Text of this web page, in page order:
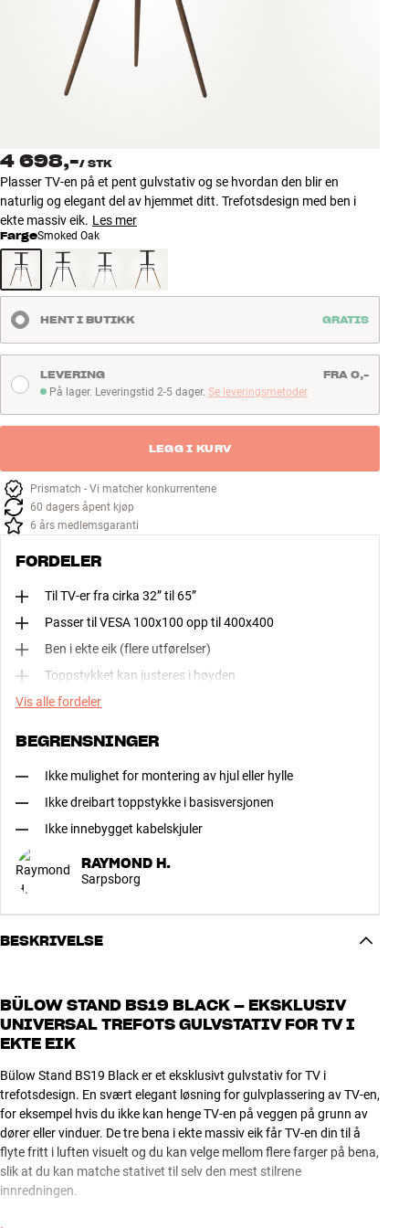
Tilbehør
INSPIRASJON
NYHETER
TILBUD
Finn Butikk
Kundeservice
Logg inn
Bygg med lyd
4 698,-/ STK
Plasser TV-en på et pent gulvstativ og se hvordan den blir en
naturlig og elegant del av hjemmet ditt. Trefotsdesign med ben i
ekte massiv eik. Les mer
FargeSmoked Oak
HENT I BUTIKK GRATIS
På lager. Leveringstid 2-5 dager
På lager. Leveringstid 2-5 dager. Se leveringsmetoder
LEVERING FRA 0,-
LEGG I KURV
Prismatch - Vi matcher konkurrentene
60 dagers åpent kjøp
6 års medlemsgaranti
FORDELER
Til TV-er fra cirka 32” til 65”
Passer til VESA 100x100 opp til 400x400
Ben i ekte eik (flere utførelser)
Toppstykket kan justeres i høyden
Vis alle fordeler
BEGRENSNINGER
Ikke mulighet for montering av hjul eller hylle
Ikke dreibart toppstykke i basisversjonen
Ikke innebygget kabelskjuler
RAYMOND H.
Sarpsborg
BESKRIVELSE
BÜLOW STAND BS19 BLACK – EKSKLUSIV
UNIVERSAL TREFOTS GULVSTATIV FOR TV I
EKTE EIK
Bülow Stand BS19 Black er et eksklusivt gulvstativ for TV i
trefotsdesign. En svært elegant løsning for gulvplassering av TV-en,
for eksempel hvis du ikke kan henge TV-en på veggen på grunn av
dører eller vinduer. De tre bena i ekte massiv eik får TV-en din til å
flyte fritt i luften visuelt og du kan velge mellom flere farger på bena,
slik at du kan matche stativet til selv den mest stilrene
innredningen.